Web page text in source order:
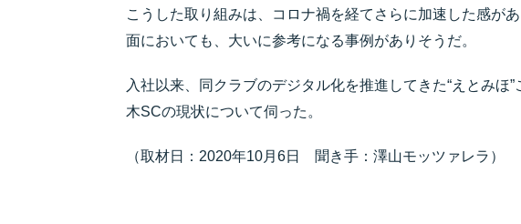
こうした取り組みは、コロナ禍を経てさらに加速した感が
面においても、大いに参考になる事例がありそうだ。
入社以来、同クラブのデジタル化を推進してきた“えとみほ
木SCの現状について伺った。
（取材日：2020年10月6日 聞き手：澤山モッツァレラ）